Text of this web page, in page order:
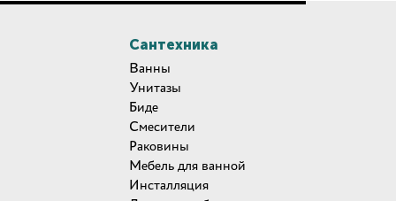
Сантехника
Ванны
Унитазы
Биде
Смесители
Раковины
Мебель для ванной
Инсталляция